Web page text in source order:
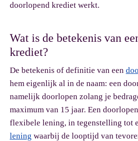
doorlopend krediet werkt.
Wat is de betekenis van
krediet?
De betekenis of definitie van een
hem eigenlijk al in de naam: een
namelijk doorlopen zolang je
maximum van 15 jaar. Een
flexibele lening, in tegenstelling tot
lening waarbij de looptijd van